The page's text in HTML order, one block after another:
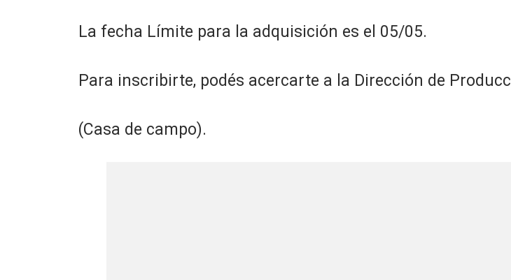
La fecha Límite para la adquisición es el 05/05.
Para inscribirte, podés acercarte a la Dirección de
(Casa de campo).